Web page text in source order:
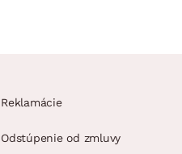
Reklamácie
Odstúpenie od zmluvy